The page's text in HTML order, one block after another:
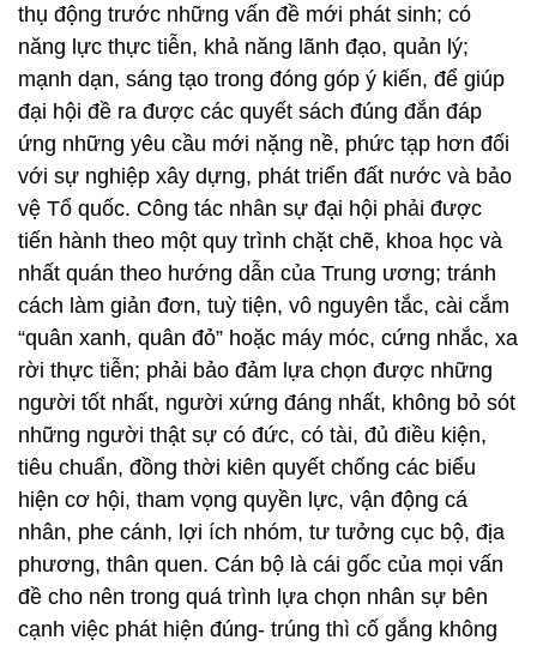
thụ động trước những vấn đề mới phát sinh; có
năng lực thực tiễn, khả năng lãnh đạo, quản lý;
mạnh dạn, sáng tạo trong đóng góp ý kiến, để giúp
đại hội đề ra được các quyết sách đúng đắn đáp
ứng những yêu cầu mới nặng nề, phức tạp hơn đối
với sự nghiệp xây dựng, phát triển đất nước và bảo
vệ Tổ quốc. Công tác nhân sự đại hội phải được
tiến hành theo một quy trình chặt chẽ, khoa học và
nhất quán theo hướng dẫn của Trung ương; tránh
cách làm giản đơn, tuỳ tiện, vô nguyên tắc, cài cắm
“quân xanh, quân đỏ” hoặc máy móc, cứng nhắc, xa
rời thực tiễn; phải bảo đảm lựa chọn được những
người tốt nhất, người xứng đáng nhất, không bỏ sót
những người thật sự có đức, có tài, đủ điều kiện,
tiêu chuẩn, đồng thời kiên quyết chống các biểu
hiện cơ hội, tham vọng quyền lực, vận động cá
nhân, phe cánh, lợi ích nhóm, tư tưởng cục bộ, địa
phương, thân quen. Cán bộ là cái gốc của mọi vấn
đề cho nên trong quá trình lựa chọn nhân sự bên
cạnh việc phát hiện đúng- trúng thì cố gắng không